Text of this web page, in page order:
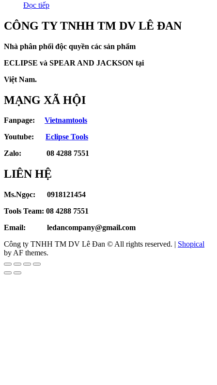
Đọc tiếp
CÔNG TY TNHH TM DV LÊ ĐAN
Nhà phân phối độc quyền các sản phẩm
ECLIPSE và SPEAR AND JACKSON tại
Việt Nam.
MẠNG XÃ HỘI
Fanpage: Vietnamtools
Youtube: Eclipse Tools
Zalo: 08 4288 7551
LIÊN HỆ
Ms.Ngọc: 0918121454
Tools Team: 08 4288 7551
Email: ledancompany@gmail.com
Công ty TNHH TM DV Lê Đan © All rights reserved. | Shopical
by AF themes.